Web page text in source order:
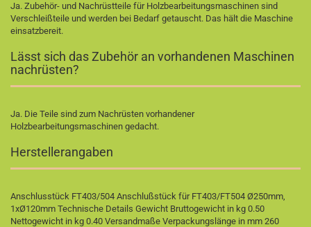
Ja. Zubehör- und Nachrüstteile für Holzbearbeitungsmaschinen sind
Verschleißteile und werden bei Bedarf getauscht. Das hält die Maschine
einsatzbereit.
Lässt sich das Zubehör an vorhandenen Maschinen
nachrüsten?
Ja. Die Teile sind zum Nachrüsten vorhandener
Holzbearbeitungsmaschinen gedacht.
Herstellerangaben
Anschlusstück FT403/504 Anschlußstück für FT403/FT504 Ø250mm,
1xØ120mm Technische Details Gewicht Bruttogewicht in kg 0.50
Nettogewicht in kg 0.40 Versandmaße Verpackungslänge in mm 260